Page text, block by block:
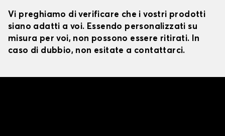
Vi preghiamo di verificare che i vostri prodotti
siano adatti a voi. Essendo personalizzati su
misura per voi, non possono essere ritirati. In
caso di dubbio, non esitate a contattarci.